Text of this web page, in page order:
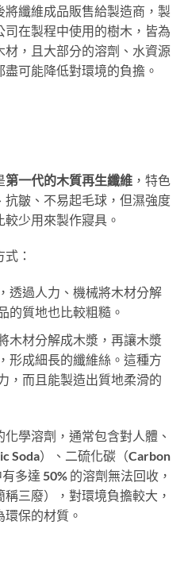
纖維成品販售給製造商，製
在製程中使用的樹木，皆為
，且大部分的溶劑、水資源
可能降低對環境的負擔。
第一代的木質再生纖維 ，特色
皺、不易起毛球，但濕強度
少用來製作寢具。
：
透過人力、機械將木材分解
的質地也比較粗糙。
木材分解成木漿，再讓木漿
形成細長的纖維絲。這種方
，而且能製造出質地柔滑的
學溶劑，通常包含對人體、
Soda）、二硫化碳（Carbon
多達 50% 的溶劑無法回收，
三廢），對環境負擔較大，
保的材質。